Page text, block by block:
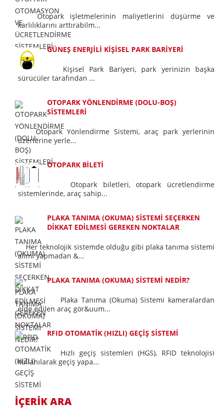
Otopark işletmelerinin maliyetlerini düşürme ve
karlılıklarını arttırabilm...
GÜNEŞ ENERJİLİ KİŞİSEL PARK BARİYERİ
Kişisel Park Bariyeri, park yerinizin başka
sürücüler tarafından ...
OTOPARK YÖNLENDİRME (DOLU-BOŞ)
SİSTEMLERİ
Otopark Yönlendirme Sistemi, araç park yerlerinin
üzerlerine yerle...
OTOPARK BİLETİ
Otopark biletleri, otopark ücretlendirme
sistemlerinde, araç sahip...
PLAKA TANIMA (OKUMA) SİSTEMİ SEÇERKEN
DİKKAT EDİLMESİ GEREKEN NOKTALAR
Her teknolojik sistemde olduğu gibi plaka tanıma sistemi
alımı yapmadan &...
PLAKA TANIMA (OKUMA) SİSTEMİ NEDİR?
Plaka Tanıma (Okuma) Sistemi kameralardan
elde edilen araç gör&uum...
RFID OTOMATİK (HIZLI) GEÇİŞ SİSTEMİ
Hızlı geçiş sistemleri (HGS), RFID teknolojisi
kullanılarak geçiş yapa...
İÇERİK ARA